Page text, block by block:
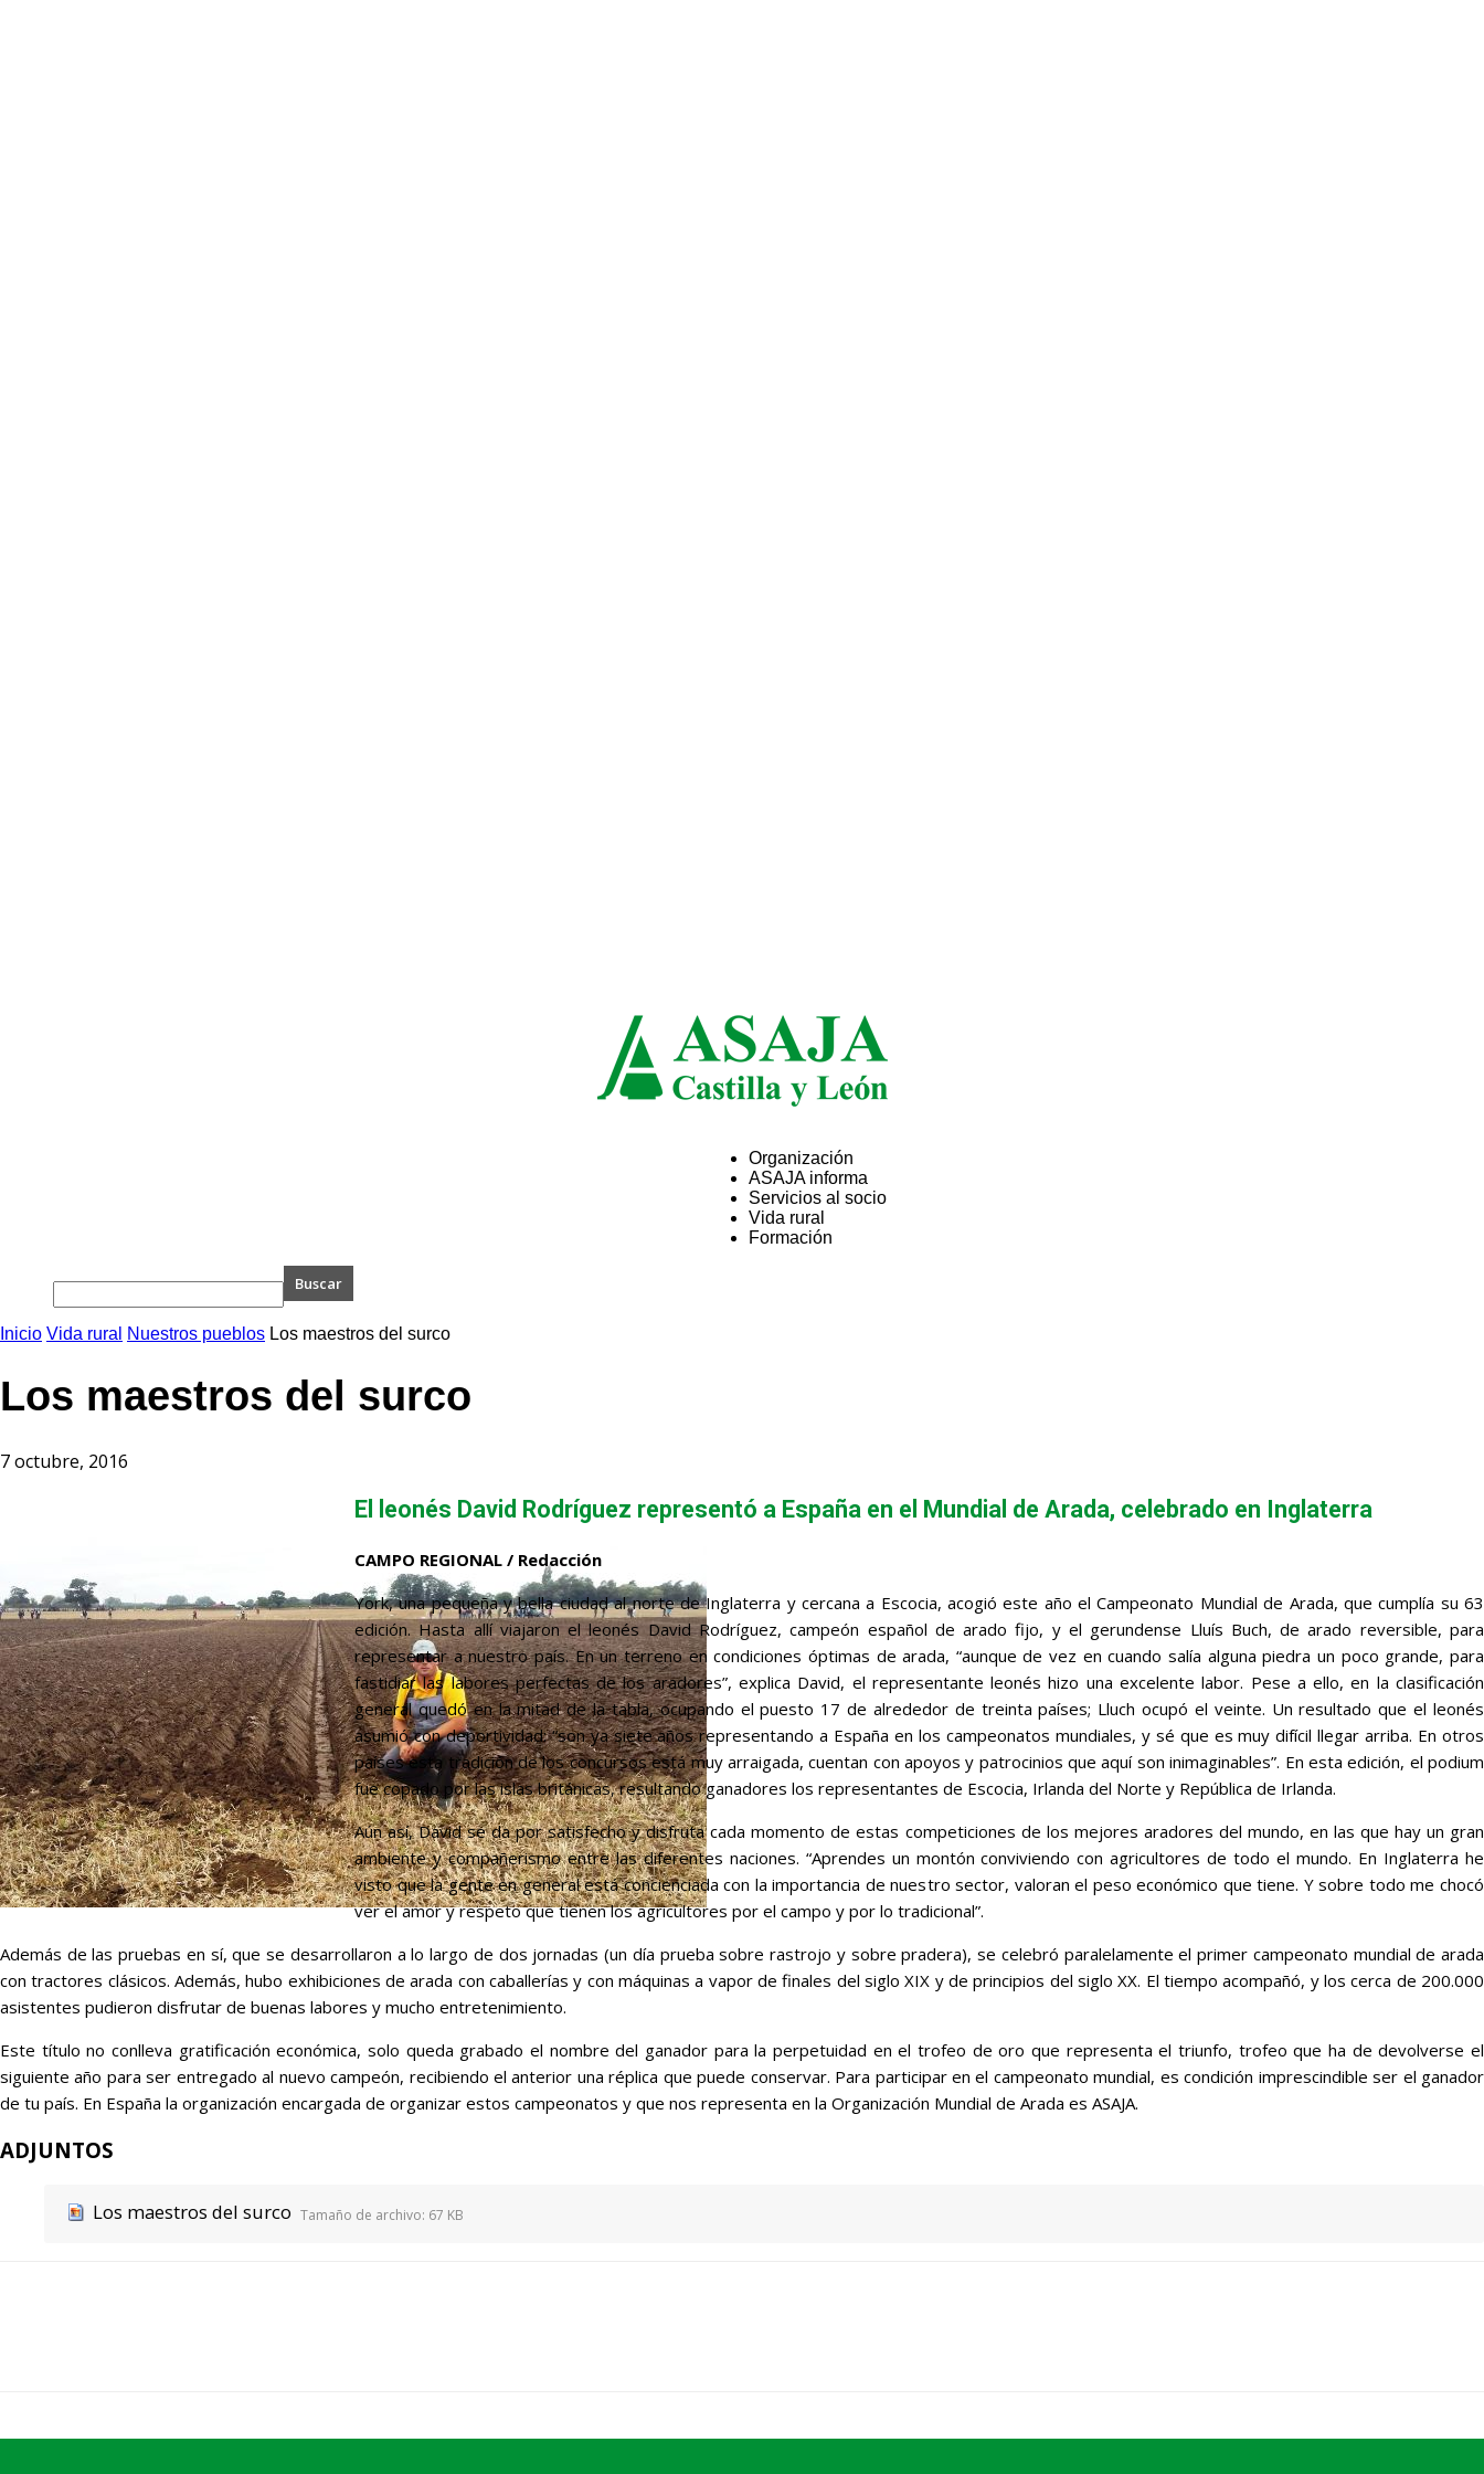
ASAJA
León
Organización
ASAJA informa
Servicios al socio
Vida rural
Formación
Inicio Vida rural Nuestros pueblos Los maestros del surco
Los maestros del surco
7 octubre, 2016
El leonés David Rodríguez representó a España en el Mundial de Arada, celebrado en Inglaterra
CAMPO REGIONAL / Redacción
York, una pequeña y bella ciudad al norte de Inglaterra y cercana a Escocia, acogió este año el Campeonato Mundial de Arada, que cumplía su 63
edición. Hasta allí viajaron el leonés David Rodríguez, campeón español de arado fijo, y el gerundense Lluís Buch, de arado reversible, para
representar a nuestro país. En un terreno en condiciones óptimas de arada, “aunque de vez en cuando salía alguna piedra un poco grande, para
fastidiar las labores perfectas de los aradores”, explica David, el representante leonés hizo una excelente labor. Pese a ello, en la clasificación
general quedó en la mitad de la tabla, ocupando el puesto 17 de alrededor de treinta países; Lluch ocupó el veinte. Un resultado que el leonés
asumió con deportividad: “son ya siete años representando a España en los campeonatos mundiales, y sé que es muy difícil llegar arriba. En otros
países esta tradición de los concursos está muy arraigada, cuentan con apoyos y patrocinios que aquí son inimaginables”. En esta edición, el podium
fue copado por las islas británicas, resultando ganadores los representantes de Escocia, Irlanda del Norte y República de Irlanda.
Aún así, David se da por satisfecho y disfruta cada momento de estas competiciones de los mejores aradores del mundo, en las que hay un gran
ambiente y compañerismo entre las diferentes naciones. “Aprendes un montón conviviendo con agricultores de todo el mundo. En Inglaterra he
visto que la gente en general está concienciada con la importancia de nuestro sector, valoran el peso económico que tiene. Y sobre todo me chocó
ver el amor y respeto que tienen los agricultores por el campo y por lo tradicional”.
Además de las pruebas en sí, que se desarrollaron a lo largo de dos jornadas (un día prueba sobre rastrojo y sobre pradera), se celebró paralelamente el primer campeonato mundial de arada
con tractores clásicos. Además, hubo exhibiciones de arada con caballerías y con máquinas a vapor de finales del siglo XIX y de principios del siglo XX. El tiempo acompañó, y los cerca de 200.000
asistentes pudieron disfrutar de buenas labores y mucho entretenimiento.
Este título no conlleva gratificación económica, solo queda grabado el nombre del ganador para la perpetuidad en el trofeo de oro que representa el triunfo, trofeo que ha de devolverse el
siguiente año para ser entregado al nuevo campeón, recibiendo el anterior una réplica que puede conservar. Para participar en el campeonato mundial, es condición imprescindible ser el ganador
de tu país. En España la organización encargada de organizar estos campeonatos y que nos representa en la Organización Mundial de Arada es ASAJA.
ADJUNTOS
Los maestros del surco Tamaño de archivo: 67 KB